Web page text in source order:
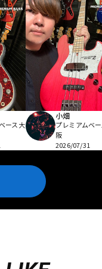
ース大
小畑
プレミアムベ
阪
2026/07/31